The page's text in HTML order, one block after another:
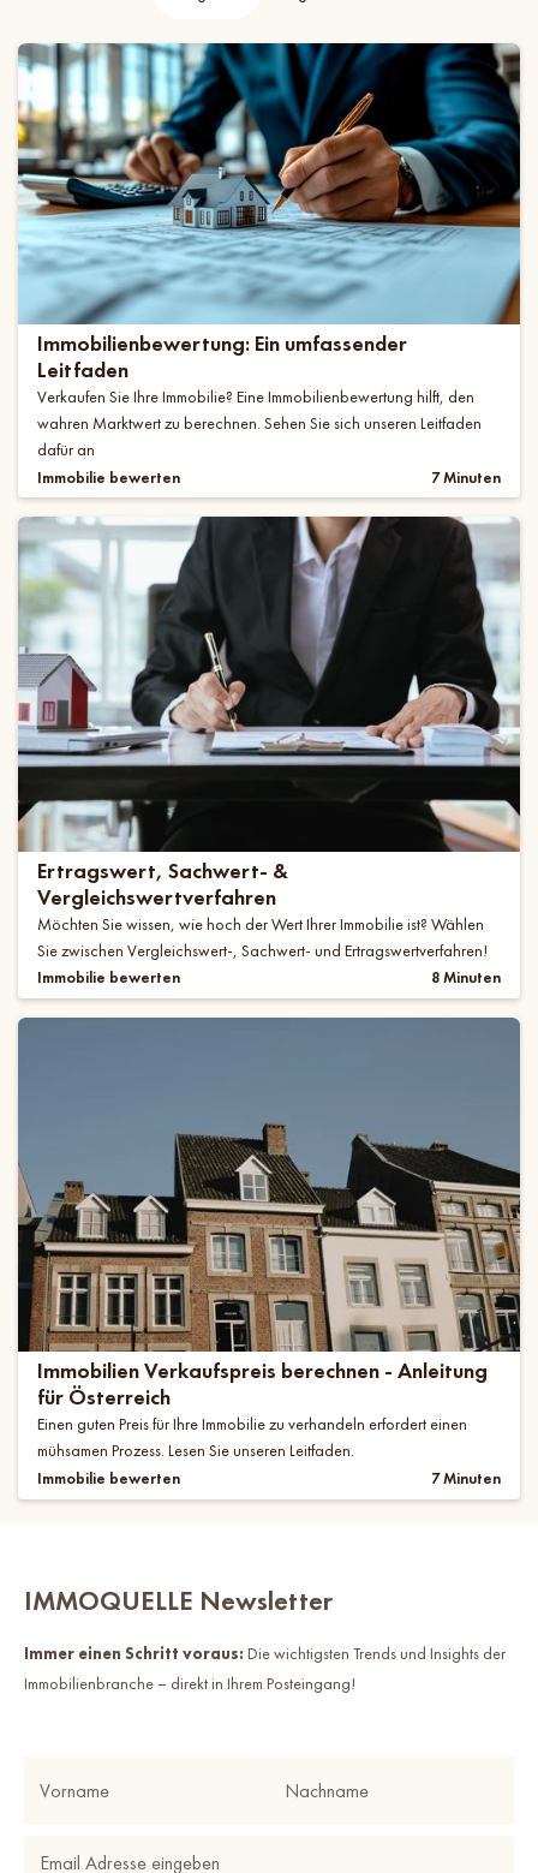
Immobilienbewertung: Ein umfassender
Leitfaden
Verkaufen Sie Ihre Immobilie? Eine Immobilienbewertung hilft, den
wahren Marktwert zu berechnen. Sehen Sie sich unseren Leitfaden
dafür an
Immobilie bewerten 7 Minuten
Ertragswert, Sachwert- &
Vergleichswertverfahren
Möchten Sie wissen, wie hoch der Wert Ihrer Immobilie ist? Wählen
Sie zwischen Vergleichswert-, Sachwert- und Ertragswertverfahren!
Immobilie bewerten 8 Minuten
Immobilien Verkaufspreis berechnen - Anleitung
für Österreich
Einen guten Preis für Ihre Immobilie zu verhandeln erfordert einen
mühsamen Prozess. Lesen Sie unseren Leitfaden.
Immobilie bewerten 7 Minuten
IMMOQUELLE Newsletter
Immer einen Schritt voraus: Die wichtigsten Trends und Insights der
Immobilienbranche – direkt in Ihrem Posteingang!